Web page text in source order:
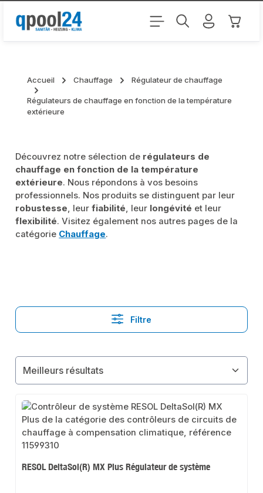
Passer au contenu principal Le
Accueil Chauffage Régulateur de chauffage
Régulateurs de chauffage en fonction de la température
extérieure
Découvrez notre sélection de régulateurs de
chauffage en fonction de la température
extérieure. Nous répondons à vos besoins
professionnels. Nos produits se distinguent par leur
robustesse, leurfiabilité, leur longévité et leur
flexibilité. Visitez également nos autres pages de la
catégorie Chauffage.
Filtre
RESOL DeltaSol(R) MX Plus Régulateur de système